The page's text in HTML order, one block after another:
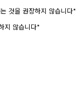
것을 권장하지 않습니다*
지 않습니다*